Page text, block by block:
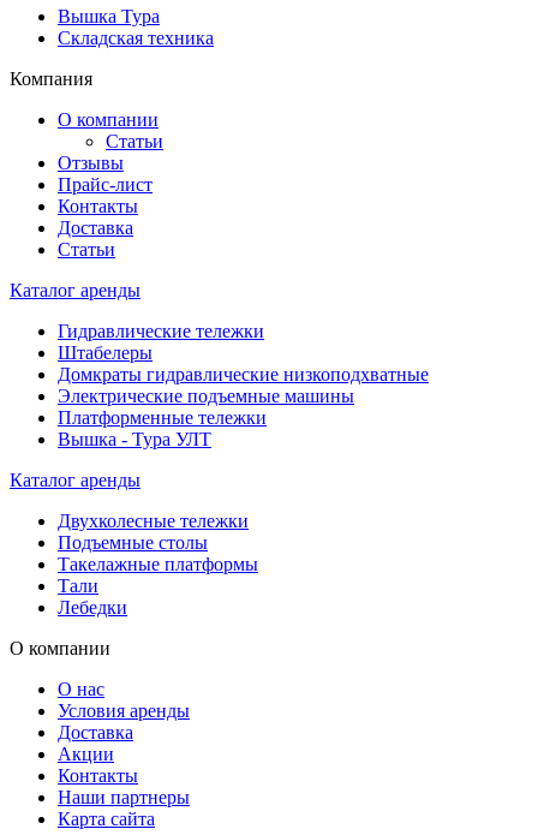
Вышка Тура
Складская техника
Компания
О компании
Статьи
Отзывы
Прайс-лист
Контакты
Доставка
Статьи
Каталог аренды
Гидравлические тележки
Штабелеры
Домкраты гидравлические низкоподхватные
Электрические подъемные машины
Платформенные тележки
Вышка - Тура УЛТ
Каталог аренды
Двухколесные тележки
Подъемные столы
Такелажные платформы
Тали
Лебедки
О компании
О нас
Условия аренды
Доставка
Акции
Контакты
Наши партнеры
Карта сайта